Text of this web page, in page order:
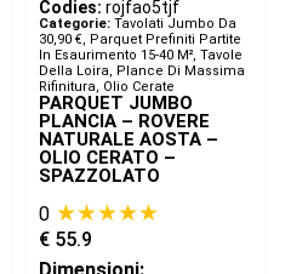
Codies: rojfao5tjf
Categorie: Tavolati Jumbo Da
30,90 €, Parquet Prefiniti Partite
In Esaurimento 15-40 M², Tavole
Della Loira, Plance Di Massima
Rifinitura, Olio Cerate
PARQUET JUMBO
PLANCIA – ROVERE
NATURALE AOSTA –
OLIO CERATO –
SPAZZOLATO
0 ★★★★★
€ 55.9